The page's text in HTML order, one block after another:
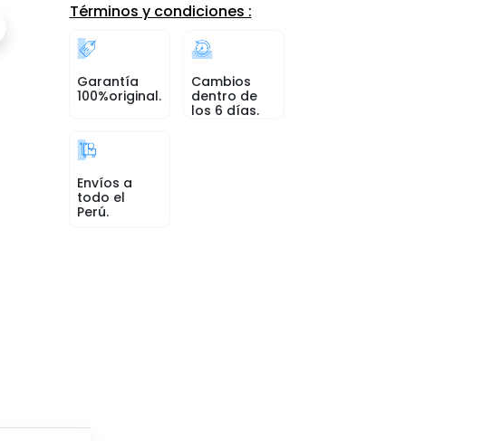
Términos y condiciones :
Garantía
100%original.
Cambios
dentro de
los 6 días.
Envíos a
todo el
Perú.